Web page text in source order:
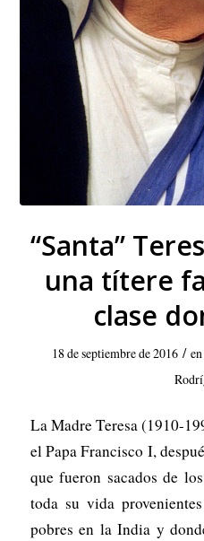
“Santa”
una títere
clase
18 de septiembre de 2016 /
La Madre Teresa (1910-
el Papa Francisco I,
que fueron sacados de
toda su vida
pobres en la India y